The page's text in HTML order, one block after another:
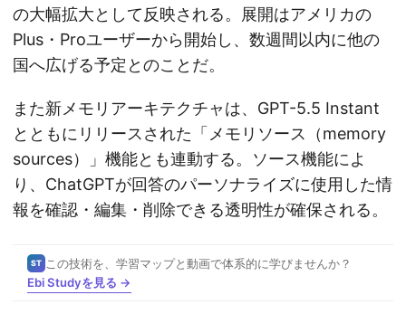
の大幅拡大として反映される。展開はアメリカの
Plus・Proユーザーから開始し、数週間以内に他の
国へ広げる予定とのことだ。
また新メモリアーキテクチャは、GPT-5.5 Instant
とともにリリースされた「メモリソース（memory
sources）」機能とも連動する。ソース機能によ
り、ChatGPTが回答のパーソナライズに使用した情
報を確認・編集・削除できる透明性が確保される。
ST
この技術を、学習マップと動画で体系的に学びませんか？
Ebi Studyを見る →